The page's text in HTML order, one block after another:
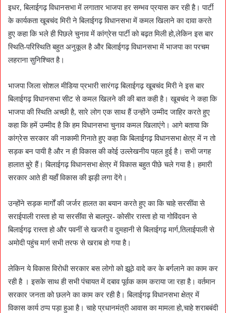
इधर, बिलाईगढ़ विधानसभा में लगातार भाजपा हर सम्भव प्रयास कर रही है। पार्टी
के कार्यकता खूबचंद मिरी ने बिलाईगढ़ विधानसभा में कमल खिलाने का दावा करते
हुए कहा कि भले ही पिछले चुनाव में कांग्रेस पार्टी को बढ़त मिली हो,लेकिन इस बार
स्थिति-परिस्थिति बहुत अनुकूल है और बिलाईगढ़ विधानसभा में भाजपा का परचम
लहराना सुनिश्चित है।
भाजपा जिला सोशल मीडिया प्रभारी सारंगढ़ बिलाईगढ़ खूबचंद मिरी ने इस बार
बिलाईगढ़ विधानसभा सीट से कमल खिलने की की बात कही है। खूबचंद ने कहा कि
भाजपा की स्थिति अच्छी है, सारे लोग एक साथ हैं उन्होंने उम्मीद जाहिर करते हुए
कहा कि हमें उम्मीद है कि हम विधानसभा चुनाव कमल खिलाएंगे। आगे बताया कि
कांग्रेस सरकार की नाकामी गिनाते हुए कहा कि बिलाईगढ़ विधानसभा क्षेत्र में न तो
सड़क बन पायी है और न ही विकास की कोई उल्लेखनीय पहल हुई है। सभी जगह
हालात बुरे हैं। बिलाईगढ़ विधानसभा क्षेत्र में विकास बहुत पीछे चले गया है। हमारी
सरकार आते ही यहाँ विकास की झड़ी लगा देंगे।
उन्होंने सड़क मार्गों की जर्जर हालत का बयान करते हुए का कि चाहे सरसींवा से
सराईपाली रास्ता हो या सरसींवा से बालपुर- कोसीर रास्ता हो या गोविंदवन से
बिलाईगढ़ रास्ता हो और पवनीं से खजरी व दुमहानी से बिलाईगढ़ मार्ग,तिलाईपाली से
अमोदी पहुंच मार्ग सभी तरफ से खराब हो गया है।
लेकिन ये विकास विरोधी सरकार बस लोगो को झूठे वादे कर के बर्गलाने का काम कर
रही है । इसके साथ ही सभी पंचायत में दबाव पूर्वक काम कराया जा रहा है। वर्तमान
सरकार जनता को छलने का काम कर रही है। बिलाईगढ़ विधानसभा क्षेत्र में
विकास कार्य ठप्प पड़ा हुआ है। चाहे प्रधानमंत्री आवास का मामला हो,चाहे शराबबंदी